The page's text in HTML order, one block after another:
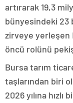
artırarak 19,3
bünyesindeki 23
zirveye yerleşen
öncü rolünü
Bursa tarım
taşlarından biri
2026 yılına